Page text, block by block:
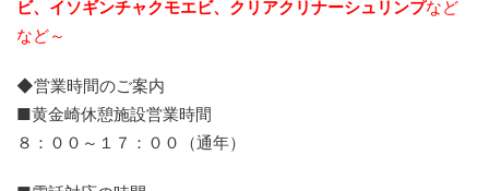
ビ、 イソギンチャクモエビ、クリアクリナーシュリンプなど
など～
◆営業時間のご案内
■黄金崎休憩施設営業時間
８：００～１７：００（通年）